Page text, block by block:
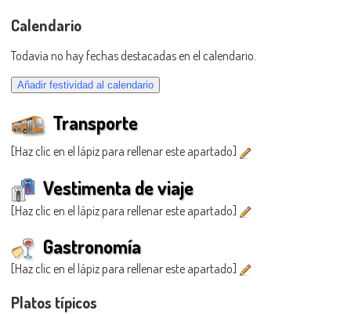
Calendario
Todavía no hay fechas destacadas en el calendario.
Transporte
[Haz clic en el lápiz para rellenar este apartado]
Vestimenta de viaje
[Haz clic en el lápiz para rellenar este apartado]
Gastronomía
[Haz clic en el lápiz para rellenar este apartado]
Platos típicos